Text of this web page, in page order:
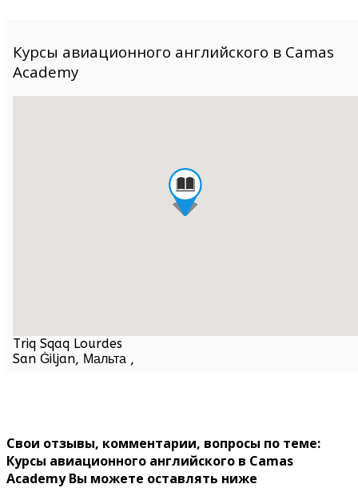
Курсы авиационного английского в Camas
Academy
Triq Sqaq Lourdes
San Ġiljan, Мальта ,
Свои отзывы, комментарии, вопросы по теме:
Курсы авиационного английского в Camas
Academy Вы можете оставлять ниже